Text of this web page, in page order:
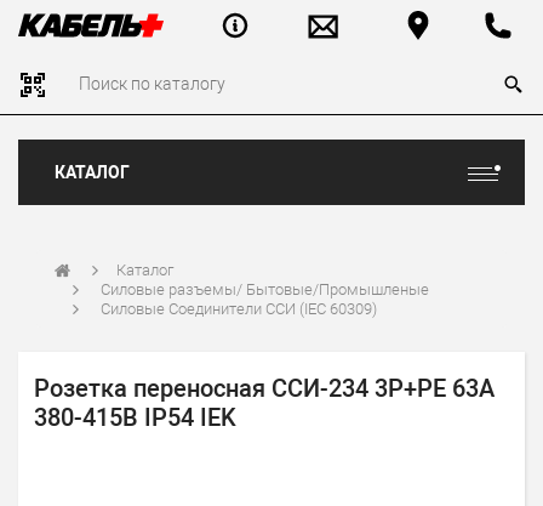
КАТАЛОГ
Каталог
Силовые разъемы/ Бытовые/Промышленые
Силовые Соединители ССИ (IEC 60309)
Розетка переносная ССИ-234 3Р+РЕ 63А
380-415В IP54 IEK